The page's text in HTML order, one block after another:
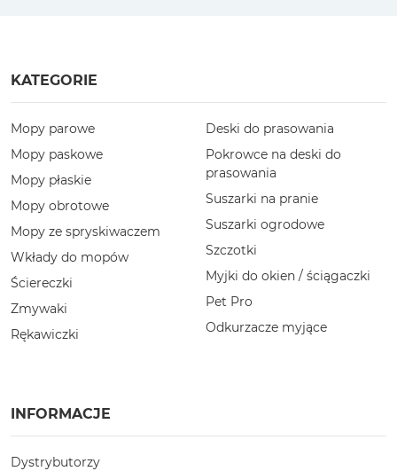
KATEGORIE
Mopy parowe
Mopy paskowe
Mopy płaskie
Mopy obrotowe
Mopy ze spryskiwaczem
Wkłady do mopów
Ściereczki
Zmywaki
Rękawiczki
Deski do prasowania
Pokrowce na deski do
prasowania
Suszarki na pranie
Suszarki ogrodowe
Szczotki
Myjki do okien / ściągaczki
Pet Pro
Odkurzacze myjące
INFORMACJE
Dystrybutorzy